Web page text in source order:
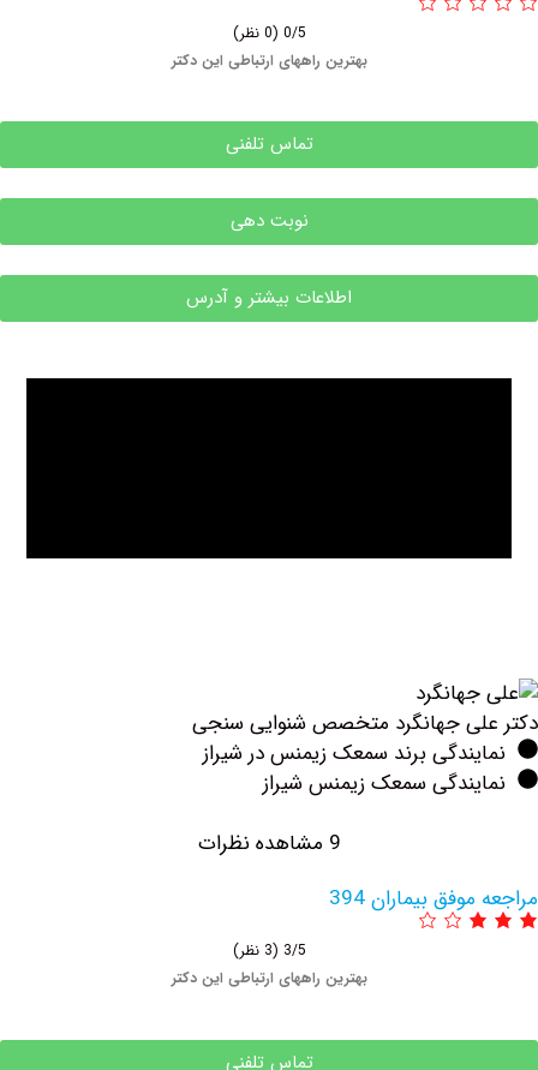
بهترین راههای ارتباطی این دکتر
تماس تلفنی
نوبت دهی
اطلاعات بیشتر و آدرس
جهانگرد متخصص شنوایی سنجی
برند سمعک زیمنس در شیراز
سمعک زیمنس شیراز
بیماران 394
بهترین راههای ارتباطی این دکتر
تماس تلفنی